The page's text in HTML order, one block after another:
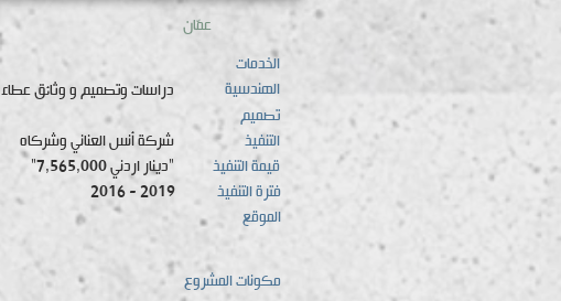
عمّان
دراسات وتصميم و وثائق عطاء
الخدمات
الهندسية
تصميم
شركة أنس العناني وشركاه
التنفيذ
"7,565,000 دينار اردني"
قيمة التنفيذ
2016 - 2019
فترة التنفيذ
الموقع
مكونات المشروع